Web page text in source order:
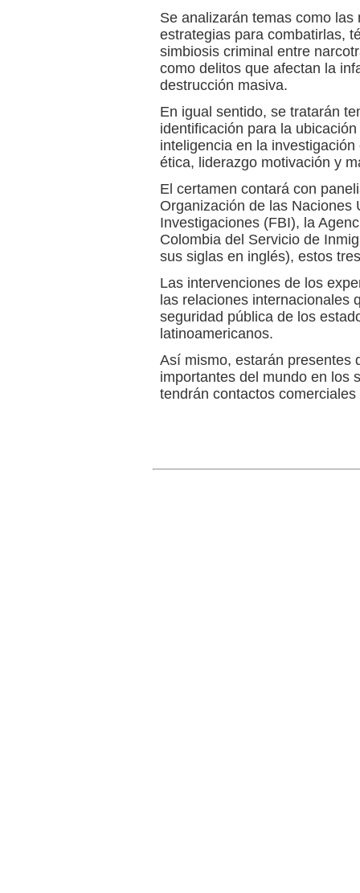
Se analizarán temas como
estrategias para combatirlas,
simbiosis criminal entre
como delitos que afectan la
destrucción masiva.
En igual sentido, se tratarán
identificación para la
inteligencia en la
ética, liderazgo motivación y
El certamen contará con
Organización de las Naciones
Investigaciones (FBI), la
Colombia del Servicio de
sus siglas en inglés), estos
Las intervenciones de los
las relaciones internacionales
seguridad pública de los
latinoamericanos.
Así mismo, estarán presentes
importantes del mundo en los
tendrán contactos